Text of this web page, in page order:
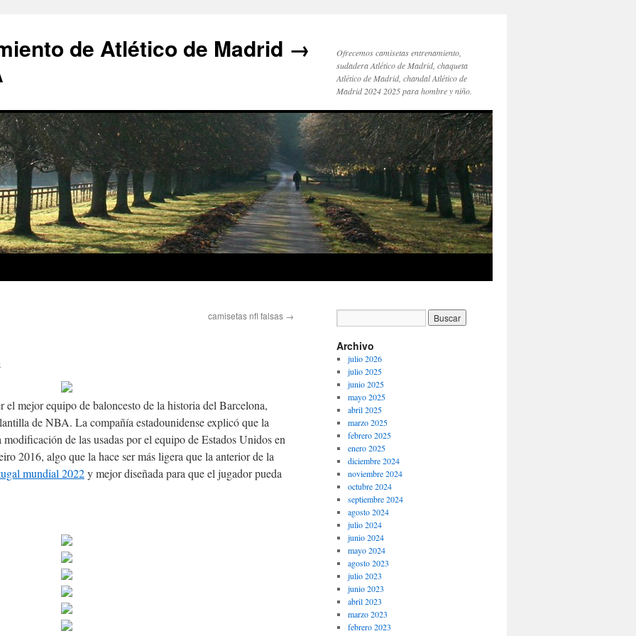
de Atlético de Madrid →
Ofrecemos camisetas entrenamiento,
sudadera Atlético de Madrid, chaqueta
Atlético de Madrid, chandal Atlético de
Madrid 2024 2025 para hombre y niño.
camisetas nfl falsas →
el mejor equipo de baloncesto de la historia del Barcelona,
de NBA. La compañía estadounidense explicó que la
modificación de las usadas por el equipo de Estados Unidos en
2016, algo que la hace ser más ligera que la anterior de la
mundial 2022y mejor diseñada para que el jugador pueda
Archivo
julio 2026
julio 2025
junio 2025
mayo 2025
abril 2025
marzo 2025
febrero 2025
enero 2025
diciembre 2024
noviembre 2024
octubre 2024
septiembre 2024
agosto 2024
julio 2024
junio 2024
mayo 2024
agosto 2023
julio 2023
junio 2023
abril 2023
marzo 2023
febrero 2023